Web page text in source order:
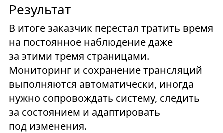
Результат
В итоге заказчик перестал тратить время
на постоянное наблюдение даже
за этими тремя страницами.
Мониторинг и сохранение трансляций
выполняются автоматически, иногда
нужно сопровождать систему, следить
за состоянием и адаптировать
под изменения.